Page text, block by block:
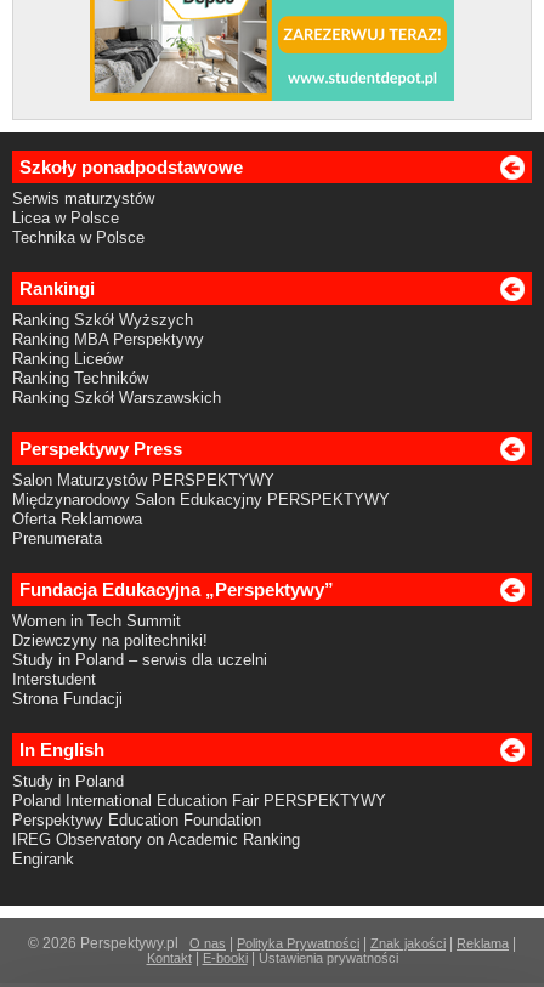
Szkoły ponadpodstawowe
Serwis maturzystów
Licea w Polsce
Technika w Polsce
Rankingi
Ranking Szkół Wyższych
Ranking MBA Perspektywy
Ranking Liceów
Ranking Techników
Ranking Szkół Warszawskich
Perspektywy Press
Salon Maturzystów PERSPEKTYWY
Międzynarodowy Salon Edukacyjny PERSPEKTYWY
Oferta Reklamowa
Prenumerata
Fundacja Edukacyjna „Perspektywy”
Women in Tech Summit
Dziewczyny na politechniki!
Study in Poland – serwis dla uczelni
Interstudent
Strona Fundacji
In English
Study in Poland
Poland International Education Fair PERSPEKTYWY
Perspektywy Education Foundation
IREG Observatory on Academic Ranking
Engirank
© 2026 Perspektywy.pl O nas Polityka Prywatności Znak jakości Reklama
Kontakt| E-booki| Ustawienia prywatności